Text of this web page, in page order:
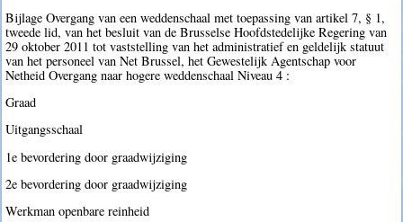
Bijlage Overgang van een weddenschaal met toepassing van artikel 7, § 1,
tweede lid, van het besluit van de Brusselse Hoofdstedelijke Regering van
29 oktober 2011 tot vaststelling van het administratief en geldelijk statuut
van het personeel van Net Brussel, het Gewestelijk Agentschap voor
Netheid Overgang naar hogere weddenschaal Niveau 4 :
Graad
Uitgangsschaal
1e bevordering door graadwijziging
2e bevordering door graadwijziging
Werkman openbare reinheid